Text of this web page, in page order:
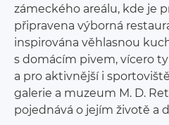
zámeckého areálu, kde je
připravena výborná
inspirována věhlasnou
s domácím pivem, vícero
a pro aktivnější i
galerie a muzeum M. D.
pojednává o jejím životě a